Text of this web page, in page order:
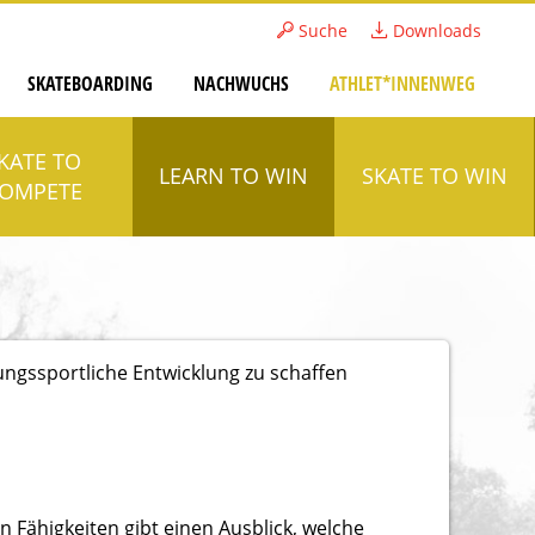
Suche Downloads
SKATEBOARDING NACHWUCHS ATHLET*INNENWEG
TO
LEARN TO WIN SKATE TO WIN
Entwicklung zu schaffen
Fähigkeiten gibt einen Ausblick, welche